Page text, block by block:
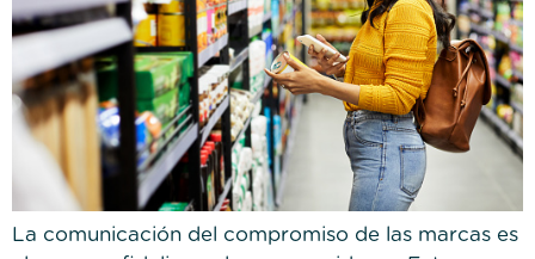
La comunicación del compromiso de las marcas es